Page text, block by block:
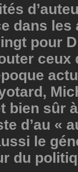
dans les
pour
ceux
bien sûr
d’au «
le
du